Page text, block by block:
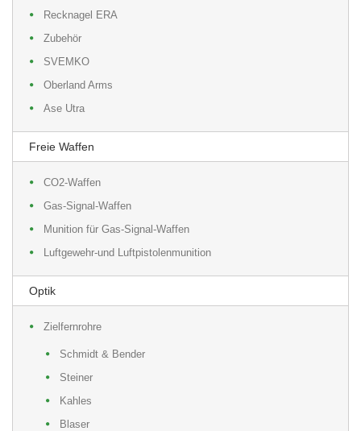
Recknagel ERA
Zubehör
SVEMKO
Oberland Arms
Ase Utra
Freie Waffen
CO2-Waffen
Gas-Signal-Waffen
Munition für Gas-Signal-Waffen
Luftgewehr-und Luftpistolenmunition
Optik
Zielfernrohre
Schmidt & Bender
Steiner
Kahles
Blaser